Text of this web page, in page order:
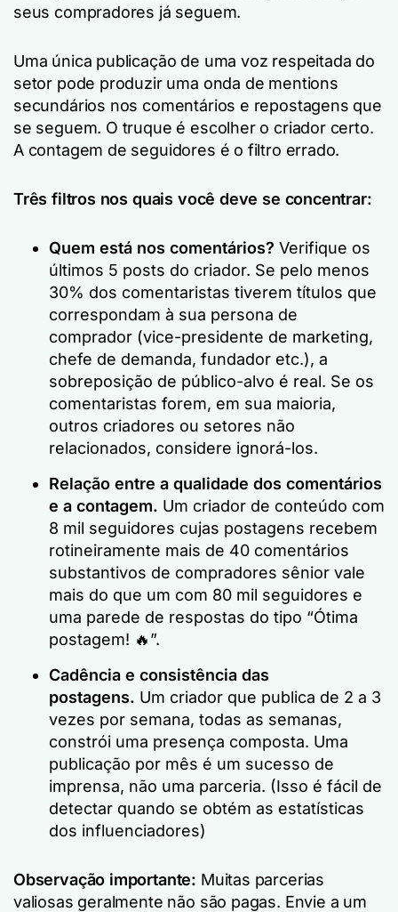
seus compradores já seguem.
Uma única publicação de uma voz respeitada do
setor pode produzir uma onda de mentions
secundários nos comentários e repostagens que
se seguem. O truque é escolher o criador certo.
A contagem de seguidores é o filtro errado.
Três filtros nos quais você deve se concentrar:
Quem está nos comentários? Verifique os
últimos 5 posts do criador. Se pelo menos
30% dos comentaristas tiverem títulos que
correspondam à sua persona de
comprador (vice-presidente de marketing,
chefe de demanda, fundador etc.), a
sobreposição de público-alvo é real. Se os
comentaristas forem, em sua maioria,
outros criadores ou setores não
relacionados, considere ignorá-los.
Relação entre a qualidade dos comentários
e a contagem. Um criador de conteúdo com
8 mil seguidores cujas postagens recebem
rotineiramente mais de 40 comentários
substantivos de compradores sênior vale
mais do que um com 80 mil seguidores e
uma parede de respostas do tipo “Ótima
postagem! 🔥”.
Cadência e consistência das
postagens. Um criador que publica de 2 a 3
vezes por semana, todas as semanas,
constrói uma presença composta. Uma
publicação por mês é um sucesso de
imprensa, não uma parceria. (Isso é fácil de
detectar quando se obtém as estatísticas
dos influenciadores)
Observação importante: Muitas parcerias
valiosas geralmente não são pagas. Envie a um